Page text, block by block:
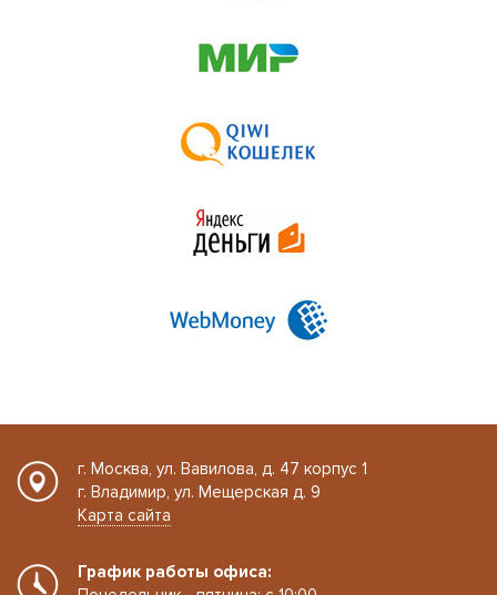
г. Москва, ул. Вавилова, д. 47 корпус 1
г. Владимир, ул. Мещерская д. 9
Карта сайта
График работы офиса: